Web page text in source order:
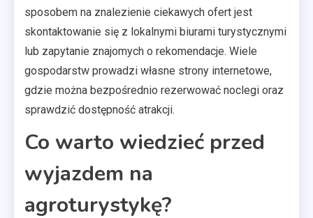
sposobem na znalezienie ciekawych ofert jest
skontaktowanie się z lokalnymi biurami turystycznymi
lub zapytanie znajomych o rekomendacje. Wiele
gospodarstw prowadzi własne strony internetowe,
gdzie można bezpośrednio rezerwować noclegi oraz
sprawdzić dostępność atrakcji.
Co warto wiedzieć przed
wyjazdem na
agroturystykę?